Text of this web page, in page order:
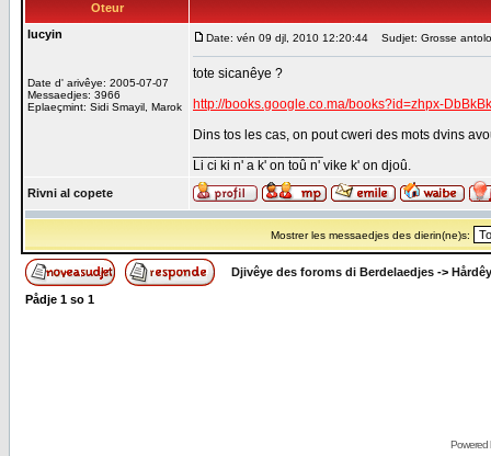
Oteur
lucyin
Date d' arivêye: 2005-07-07
Messaedjes: 3966
Eplaeçmint: Sidi Smayil, Marok
Date: vén 09 djl, 2010 12:20:44 Sudjet: Grosse
tote sicanêye ?
http://books.google.co.ma/books?id=zhpx-
Dins tos les cas, on pout cweri des mots dvins
Li ci ki n' a k' on toû n' vike k' on djoû.
Rivni al copete
Mostrer les messaedjes des dierin(ne)s:
Djivêye des foroms di Berdelaedjes ->
Pådje 1 so 1
Powered